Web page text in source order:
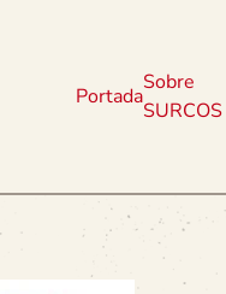
Portada
Sobre
SURCOS